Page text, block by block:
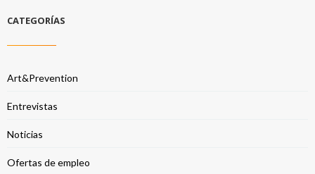
CATEGORÍAS
Art&Prevention
Entrevistas
Noticias
Ofertas de empleo